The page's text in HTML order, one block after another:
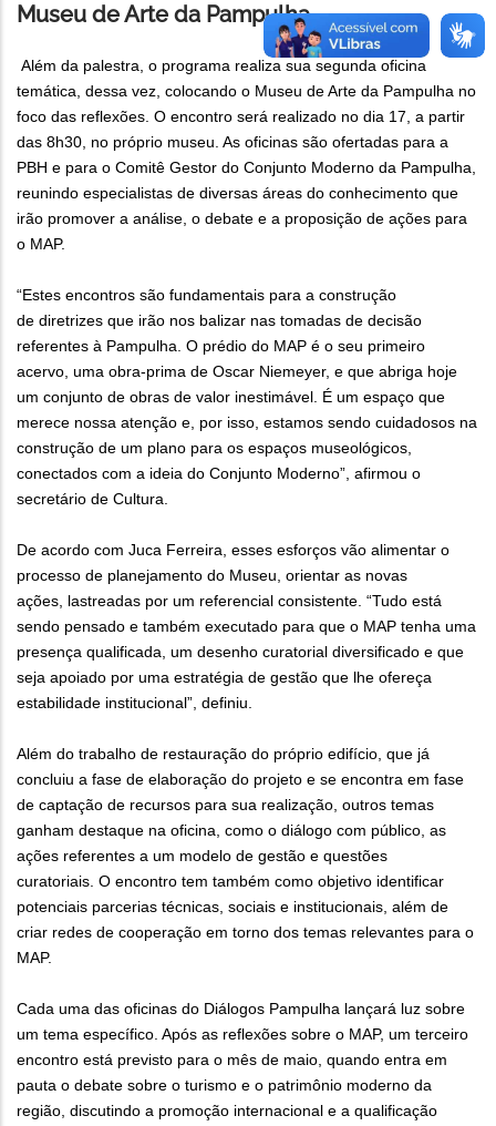
Museu de Arte da Pampulha
Além da palestra, o programa realiza sua segunda oficina
temática, dessa vez, colocando o Museu de Arte da Pampulha no
foco das reflexões. O encontro será realizado no dia 17, a partir
das 8h30, no próprio museu. As oficinas são ofertadas para a
PBH e para o Comitê Gestor do Conjunto Moderno da Pampulha,
reunindo especialistas de diversas áreas do conhecimento que
irão promover a análise, o debate e a proposição de ações para
o MAP.
“Estes encontros são fundamentais para a construção
de diretrizes que irão nos balizar nas tomadas de decisão
referentes à Pampulha. O prédio do MAP é o seu primeiro
acervo, uma obra-prima de Oscar Niemeyer, e que abriga hoje
um conjunto de obras de valor inestimável. É um espaço que
merece nossa atenção e, por isso, estamos sendo cuidadosos na
construção de um plano para os espaços museológicos,
conectados com a ideia do Conjunto Moderno”, afirmou o
secretário de Cultura.
De acordo com Juca Ferreira, esses esforços vão alimentar o
processo de planejamento do Museu, orientar as novas
ações, lastreadas por um referencial consistente. “Tudo está
sendo pensado e também executado para que o MAP tenha uma
presença qualificada, um desenho curatorial diversificado e que
seja apoiado por uma estratégia de gestão que lhe ofereça
estabilidade institucional”, definiu.
Além do trabalho de restauração do próprio edifício, que já
concluiu a fase de elaboração do projeto e se encontra em fase
de captação de recursos para sua realização, outros temas
ganham destaque na oficina, como o diálogo com público, as
ações referentes a um modelo de gestão e questões
curatoriais. O encontro tem também como objetivo identificar
potenciais parcerias técnicas, sociais e institucionais, além de
criar redes de cooperação em torno dos temas relevantes para o
MAP.
Cada uma das oficinas do Diálogos Pampulha lançará luz sobre
um tema específico. Após as reflexões sobre o MAP, um terceiro
encontro está previsto para o mês de maio, quando entra em
pauta o debate sobre o turismo e o patrimônio moderno da
região, discutindo a promoção internacional e a qualificação